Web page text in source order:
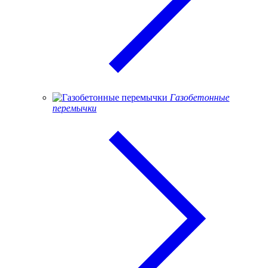
Газобетонные
перемычки